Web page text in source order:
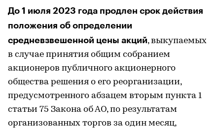
До 1 июля 2023 года продлен срок действия
положения об определении
средневзвешенной цены акций, выкупаемых
в случае принятия общим собранием
акционеров публичного акционерного
общества решения о его реорганизации,
предусмотренного абзацем вторым пункта 1
статьи 75 Закона об АО, по результатам
организованных торгов за один месяц,